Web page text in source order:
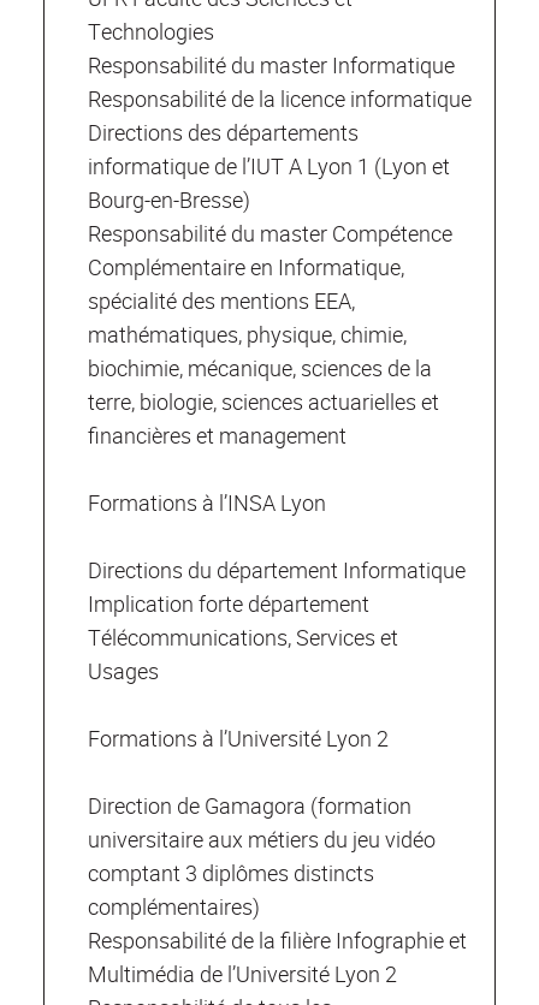
Technologies
Responsabilité du master Informatique
Responsabilité de la licence informatique
Directions des départements
informatique de l’IUT A Lyon 1 (Lyon et
Bourg-en-Bresse)
Responsabilité du master Compétence
Complémentaire en Informatique,
spécialité des mentions EEA,
mathématiques, physique, chimie,
biochimie, mécanique, sciences de la
terre, biologie, sciences actuarielles et
financières et management
Formations à l’INSA Lyon
Directions du département Informatique
Implication forte département
Télécommunications, Services et
Usages
Formations à l’Université Lyon 2
Direction de Gamagora (formation
universitaire aux métiers du jeu vidéo
comptant 3 diplômes distincts
complémentaires)
Responsabilité de la filière Infographie et
Multimédia de l’Université Lyon 2